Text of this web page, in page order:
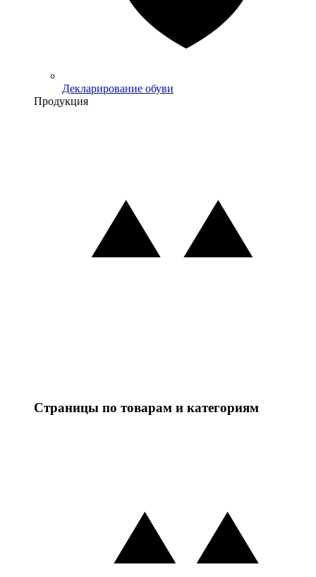
Декларирование обуви
Продукция
Страницы по товарам и категориям